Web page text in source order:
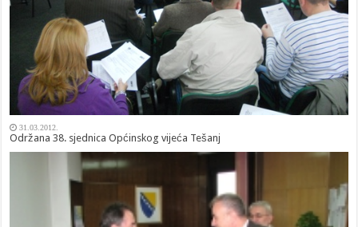
31.03.2012.
Održana 38. sjednica Općinskog vijeća Tešanj